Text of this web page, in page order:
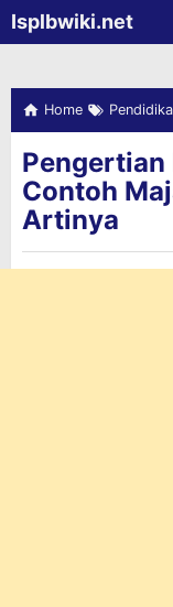
-->Isplbwiki.net
Home
Pengertian
Contoh
Artinya